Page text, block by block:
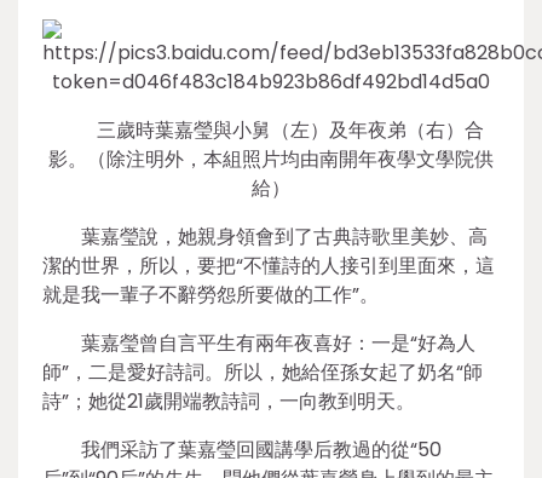
三歲時葉嘉瑩與小舅（左）及年夜弟（右）合
影。（除注明外，本組照片均由南開年夜學文學院供
給）
葉嘉瑩說，她親身領會到了古典詩歌里美妙、高
潔的世界，所以，要把“不懂詩的人接引到里面來，這
就是我一輩子不辭勞怨所要做的工作”。
葉嘉瑩曾自言平生有兩年夜喜好：一是“好為人
師”，二是愛好詩詞。所以，她給侄孫女起了奶名“師
詩”；她從21歲開端教詩詞，一向教到明天。
我們采訪了葉嘉瑩回國講學后教過的從“50